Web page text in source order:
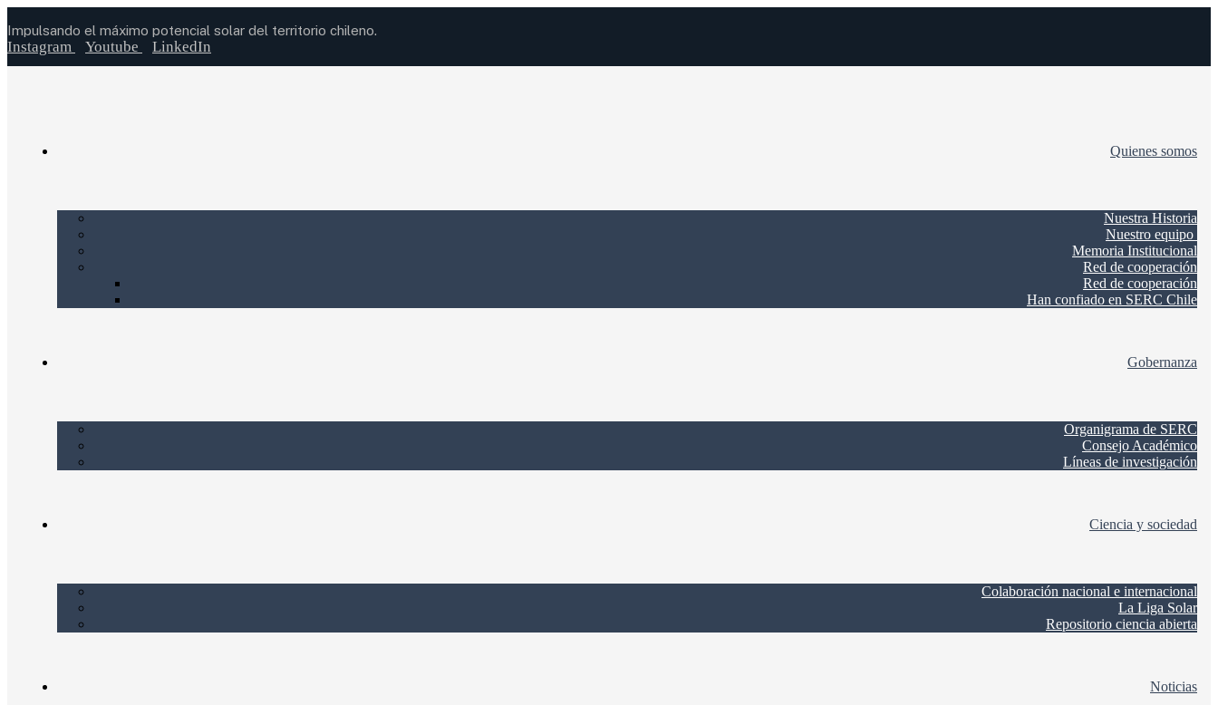
Impulsando el máximo potencial solar del territorio chileno.
Instagram Youtube LinkedIn
Quienes somos
Nuestra Historia
Nuestro equipo
Memoria Institucional
Red de cooperación
Red de cooperación
Han confiado en SERC Chile
Gobernanza
Organigrama de SERC
Consejo Académico
Líneas de investigación
Ciencia y sociedad
Colaboración nacional e internacional
La Liga Solar
Repositorio ciencia abierta
Noticias